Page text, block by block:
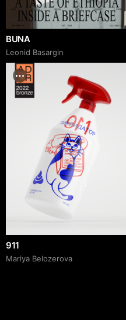
BUNA
Leonid Basargin
911
Mariya Belozerova